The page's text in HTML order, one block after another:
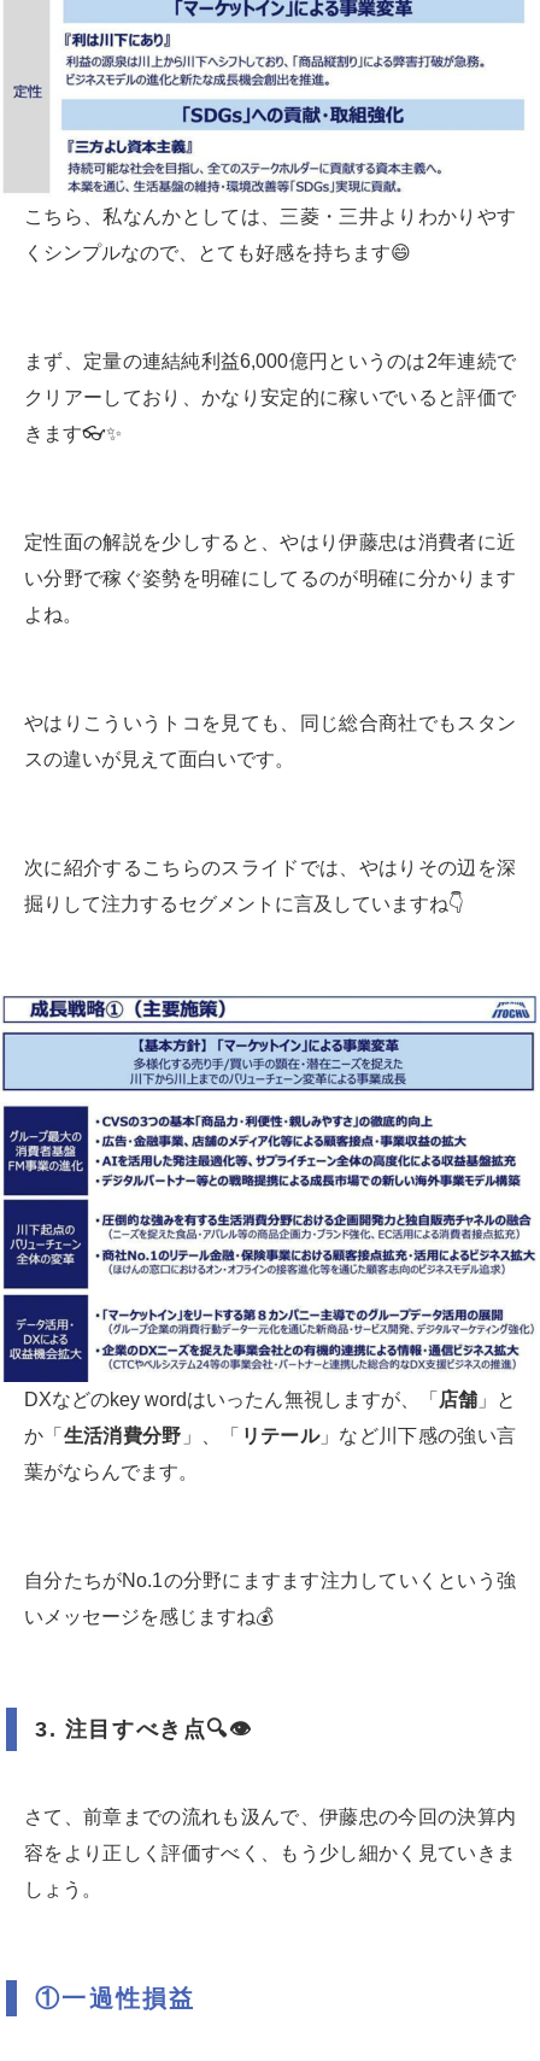
こちら、私なんかとしては、三菱・三井よりわかりやす
くシンプルなので、とても好感を持ちます😄
まず、定量の連結純利益6,000億円というのは2年連続で
クリアーしており、かなり安定的に稼いでいると評価で
きます👓✨
定性面の解説を少しすると、やはり伊藤忠は消費者に近
い分野で稼ぐ姿勢を明確にしてるのが明確に分かります
よね。
やはりこういうトコを見ても、同じ総合商社でもスタン
スの違いが見えて面白いです。
次に紹介するこちらのスライドでは、やはりその辺を深
掘りして注力するセグメントに言及していますね👇
DXなどのkey wordはいったん無視しますが、「 店舗」と
か「 生活消費分野 」、「 リテール」など川下感の強い言
葉がならんでます。
自分たちがNo.1の分野にますます注力していくという強
いメッセージを感じますね💰
3. 注目すべき点🔍👁
さて、前章までの流れも汲んで、伊藤忠の今回の決算内
容をより正しく評価すべく、もう少し細かく見ていきま
しょう。
①一過性損益